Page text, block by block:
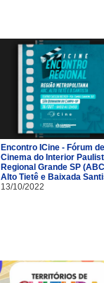
Encontro ICine - Fórum de
Cinema do Interior
Regional Grande SP
Alto Tietê e Baixada
13/10/2022